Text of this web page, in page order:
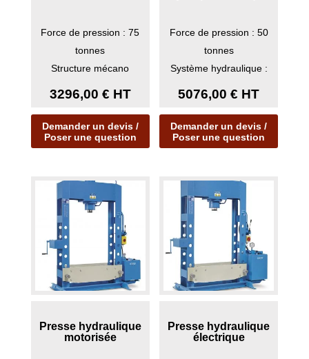
Force de pression : 75
tonnes
Structure mécano
3296,00 € HT
Demander un devis /
Poser une question
Force de pression : 50
tonnes
Système hydraulique :
hydropneumatique avec
flexibl...
5076,00€ HT
Demander un devis /
Poser une question
Presse hydraulique
motorisée
Presse hydraulique
électrique